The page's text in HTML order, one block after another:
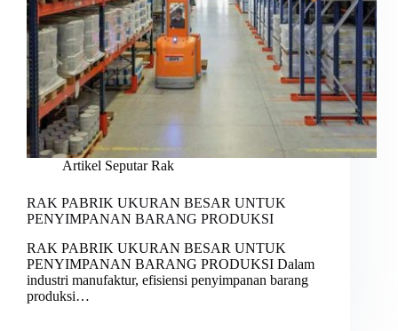
Artikel Seputar Rak
RAK PABRIK UKURAN BESAR UNTUK
PENYIMPANAN BARANG PRODUKSI
RAK PABRIK UKURAN BESAR UNTUK
PENYIMPANAN BARANG PRODUKSI Dalam
industri manufaktur, efisiensi penyimpanan barang
produksi…